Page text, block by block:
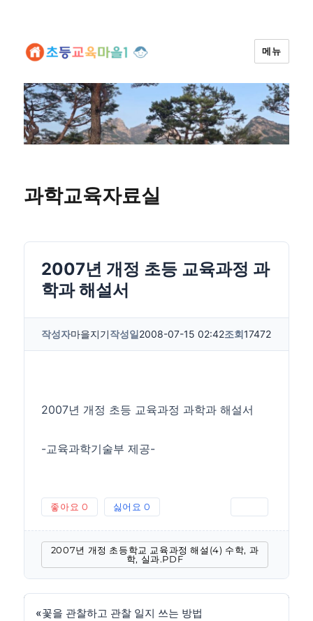
메뉴
과학교육자료실
2007년 개정 초등 교육과정 과
학과 해설서
작성자마을지기작성일2008-07-15 02:42조회17472
2007년 개정 초등 교육과정 과학과 해설서
-교육과학기술부 제공-
좋아요 0 싫어요 0
2007년 개정 초등학교 교육과정 해설(4) 수학, 과
학, 실과.PDF
«꽃을 관찰하고 관찰 일지 쓰는 방법